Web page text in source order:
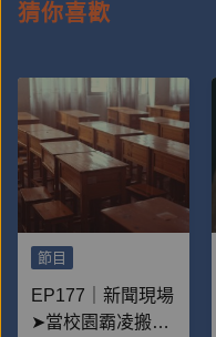
猜你喜歡
節目
EP177｜新聞現場
➤當校園霸凌搬上